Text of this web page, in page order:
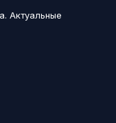
Актуальные